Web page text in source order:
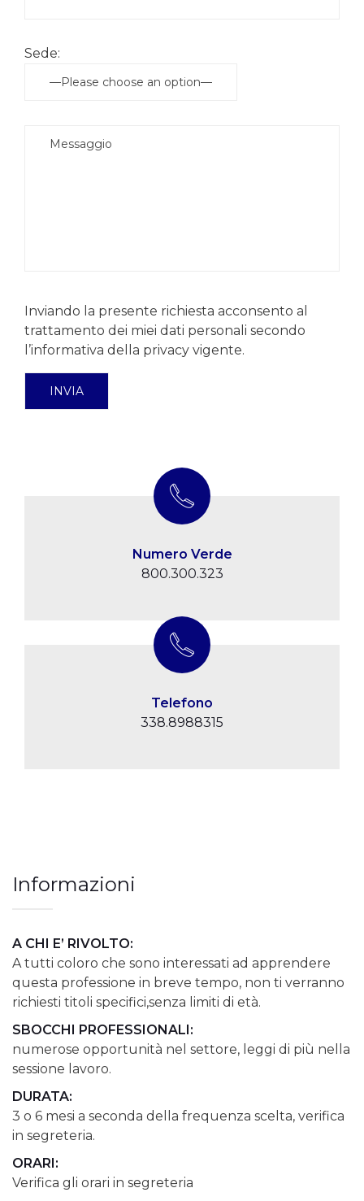
Sede:
Inviando la presente richiesta acconsento al
trattamento dei miei dati personali secondo
l’informativa della privacy vigente.
Numero Verde
800.300.323
Telefono
338.8988315
Informazioni
A CHI E’ RIVOLTO:
A tutti coloro che sono interessati ad apprendere
questa professione in breve tempo, non ti verranno
richiesti titoli specifici,senza limiti di età.
SBOCCHI PROFESSIONALI:
numerose opportunità nel settore, leggi di più nella
sessione lavoro.
DURATA:
3 o 6 mesi a seconda della frequenza scelta, verifica
in segreteria.
ORARI:
Verifica gli orari in segreteria